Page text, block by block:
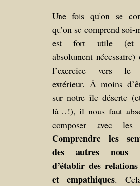
Une fois qu’on se
qu’on se comprend soi-
est fort utile (et
absolument
l’exercice vers le
extérieur. À moins
sur notre île déserte
là…!), il nous faut
composer avec les
Comprendre les
des autres nous
d’établir des relations
et empathiques.